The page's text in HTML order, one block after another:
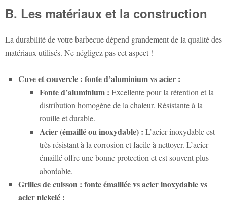
B. Les matériaux et la construction
La durabilité de votre barbecue dépend grandement de la qualité des
matériaux utilisés. Ne négligez pas cet aspect !
Cuve et couvercle : fonte d’aluminium vs acier :
Fonte d’aluminium : Excellente pour la rétention et la
distribution homogène de la chaleur. Résistante à la
rouille et durable.
Acier (émaillé ou inoxydable) : L’acier inoxydable est
très résistant à la corrosion et facile à nettoyer. L’acier
émaillé offre une bonne protection et est souvent plus
abordable.
Grilles de cuisson : fonte émaillée vs acier inoxydable vs
acier nickelé :